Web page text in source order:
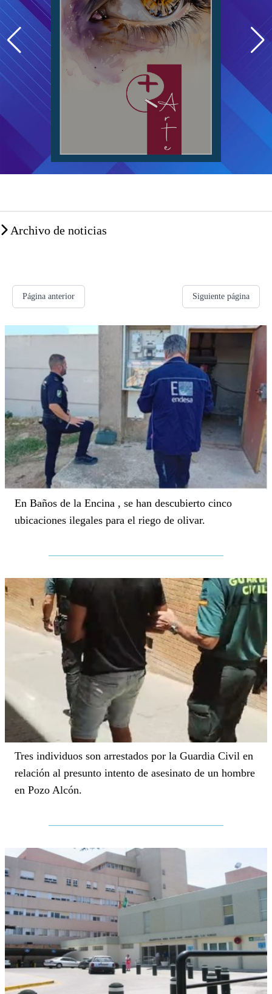
Archivo de noticias
Página anterior Siguiente página
En Baños de la Encina , se han descubierto cinco
ubicaciones ilegales para el riego de olivar.
Tres individuos son arrestados por la Guardia Civil en
relación al presunto intento de asesinato de un hombre
en Pozo Alcón.